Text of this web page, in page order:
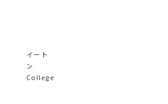
イート
ン
College